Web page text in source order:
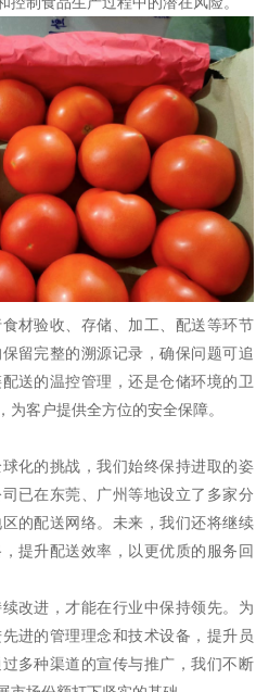
材验收、存储、加工、配送等环节
留完整的溯源记录，确保问题可追
送的温控管理，还是仓储环境的卫
客户提供全方位的安全保障。
化的挑战，我们始终保持进取的姿
已在东莞、广州等地设立了多家分
的配送网络。未来，我们还将继续
提升配送效率，以更优质的服务回
改进，才能在行业中保持领先。为
进的管理理念和技术设备，提升员
多种渠道的宣传与推广，我们不断